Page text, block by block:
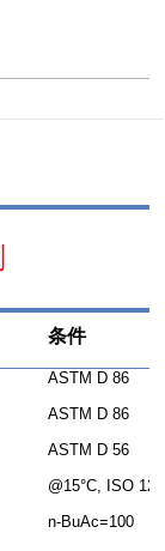
条件
ASTM D 86
ASTM D 86
ASTM D 56
@15°C, ISO
n-BuAc=100